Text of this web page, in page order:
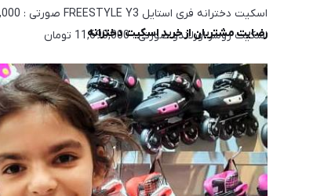
اسکیت دخترانه فری استایل FREESTYLE Y3 صورتی : 10,090,000 تومان
اسكيت روسز اورلاندو صورتی : 11,690,000 تومان
رضایت مشتریان از خرید اسکیت دخترانه